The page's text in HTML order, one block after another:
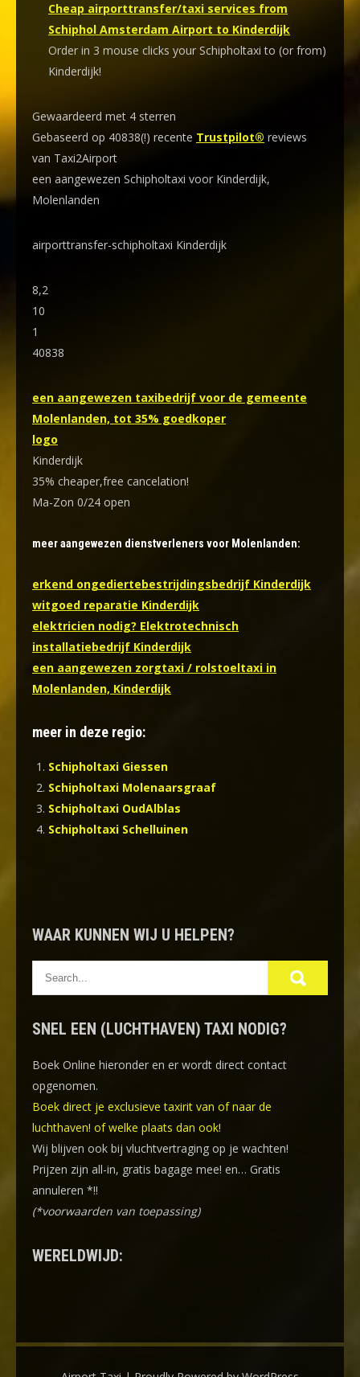
Cheap airporttransfer/taxi services from
Schiphol Amsterdam Airport to Kinderdijk
Order in 3 mouse clicks your Schipholtaxi to (or from)
Kinderdijk!
Gewaardeerd met 4 sterren
Gebaseerd op 40838(!) recente Trustpilot® reviews
van Taxi2Airport
een aangewezen Schipholtaxi voor Kinderdijk,
Molenlanden
airporttransfer-schipholtaxi Kinderdijk
8,2
10
1
40838
een aangewezen taxibedrijf voor de gemeente
Molenlanden, tot 35% goedkoper
logo
Kinderdijk
35% cheaper,free cancelation!
Ma-Zon 0/24 open
meer aangewezen dienstverleners voor Molenlanden:
erkend ongediertebestrijdingsbedrijf Kinderdijk
witgoed reparatie Kinderdijk
elektricien nodig? Elektrotechnisch
installatiebedrijf Kinderdijk
een aangewezen zorgtaxi / rolstoeltaxi in
Molenlanden, Kinderdijk
meer in deze regio:
Schipholtaxi Giessen
Schipholtaxi Molenaarsgraaf
Schipholtaxi OudAlblas
Schipholtaxi Schelluinen
WAAR KUNNEN WIJ U HELPEN?
SNEL EEN (LUCHTHAVEN) TAXI NODIG?
Boek Online hieronder en er wordt direct contact
opgenomen.
Boek direct je exclusieve taxirit van of naar de
luchthaven! of welke plaats dan ook!
Wij blijven ook bij vluchtvertraging op je wachten!
Prijzen zijn all-in, gratis bagage mee! en… Gratis
annuleren *!!
(*voorwaarden van toepassing)
WERELDWIJD: